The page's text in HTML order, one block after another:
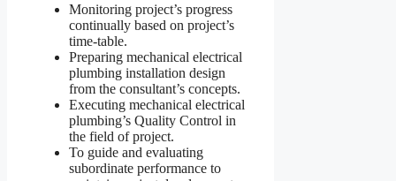
Monitoring project’s progress
continually based on project’s
time-table.
Preparing mechanical electrical
plumbing installation design
from the consultant’s concepts.
Executing mechanical electrical
plumbing’s Quality Control in
the field of project.
To guide and evaluating
subordinate performance to